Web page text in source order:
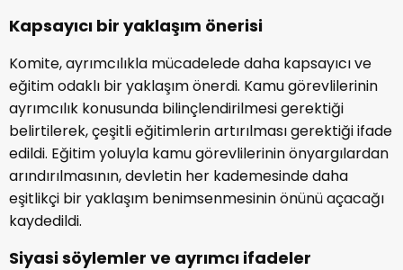
Kapsayıcı bir yaklaşım önerisi
Komite, ayrımcılıkla mücadelede daha kapsayıcı ve
eğitim odaklı bir yaklaşım önerdi. Kamu görevlilerinin
ayrımcılık konusunda bilinçlendirilmesi gerektiği
belirtilerek, çeşitli eğitimlerin artırılması gerektiği ifade
edildi. Eğitim yoluyla kamu görevlilerinin önyargılardan
arındırılmasının, devletin her kademesinde daha
eşitlikçi bir yaklaşım benimsenmesinin önünü açacağı
kaydedildi.
Siyasi söylemler ve ayrımcı ifadeler